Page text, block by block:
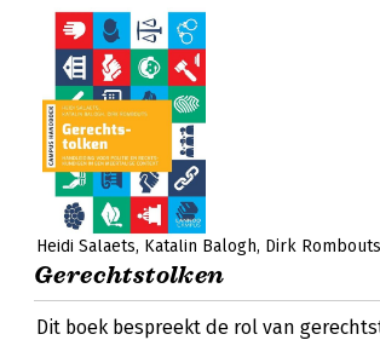
Heidi Salaets Katalin Balogh Dirk Rombouts
Gerechtstolken
Dit boek bespreekt de rol van